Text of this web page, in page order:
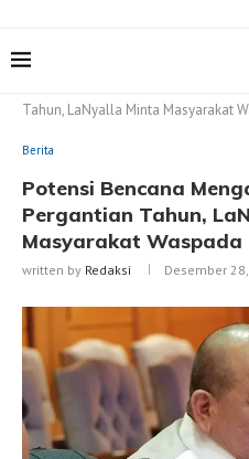
Tahun, LaNyalla Minta Masyarakat
Berita
Potensi Bencana
Pergantian Tahun,
Masyarakat Waspada
written by Redaksi Desember